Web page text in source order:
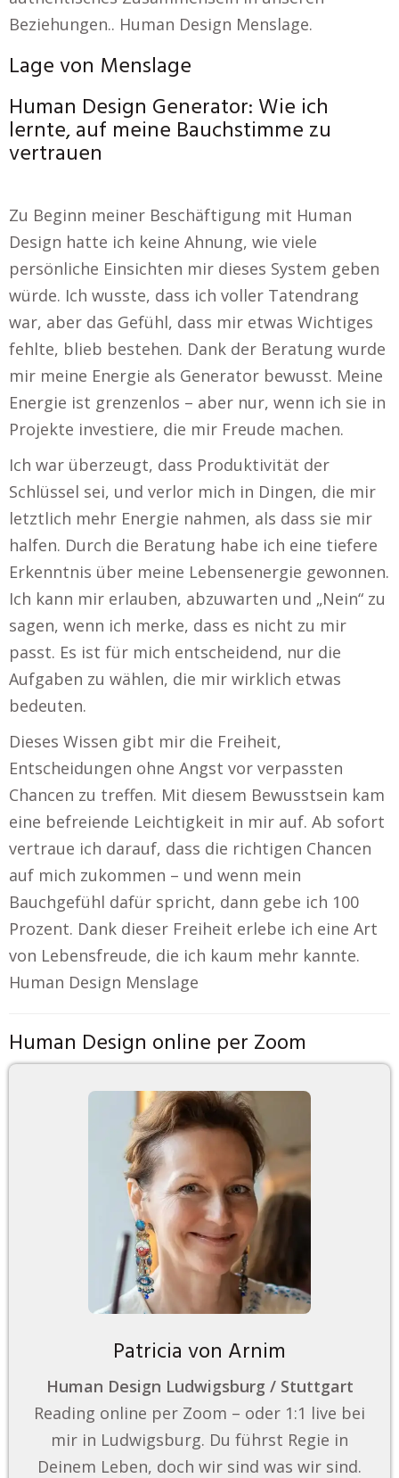
Beziehungen.. Human Design Menslage.
Lage von Menslage
Human Design Generator: Wie ich
lernte, auf meine Bauchstimme zu
vertrauen
Zu Beginn meiner Beschäftigung mit Human
Design hatte ich keine Ahnung, wie viele
persönliche Einsichten mir dieses System geben
würde. Ich wusste, dass ich voller Tatendrang
war, aber das Gefühl, dass mir etwas Wichtiges
fehlte, blieb bestehen. Dank der Beratung wurde
mir meine Energie als Generator bewusst. Meine
Energie ist grenzenlos – aber nur, wenn ich sie in
Projekte investiere, die mir Freude machen.
Ich war überzeugt, dass Produktivität der
Schlüssel sei, und verlor mich in Dingen, die mir
letztlich mehr Energie nahmen, als dass sie mir
halfen. Durch die Beratung habe ich eine tiefere
Erkenntnis über meine Lebensenergie gewonnen.
Ich kann mir erlauben, abzuwarten und „Nein“ zu
sagen, wenn ich merke, dass es nicht zu mir
passt. Es ist für mich entscheidend, nur die
Aufgaben zu wählen, die mir wirklich etwas
bedeuten.
Dieses Wissen gibt mir die Freiheit,
Entscheidungen ohne Angst vor verpassten
Chancen zu treffen. Mit diesem Bewusstsein kam
eine befreiende Leichtigkeit in mir auf. Ab sofort
vertraue ich darauf, dass die richtigen Chancen
auf mich zukommen – und wenn mein
Bauchgefühl dafür spricht, dann gebe ich 100
Prozent. Dank dieser Freiheit erlebe ich eine Art
von Lebensfreude, die ich kaum mehr kannte.
Human Design Menslage
Human Design online per Zoom
Patricia von Arnim
Human Design Ludwigsburg / Stuttgart
Reading online per Zoom – oder 1:1 live bei
mir in Ludwigsburg. Du führst Regie in
Deinem Leben, doch wir sind was wir sind.